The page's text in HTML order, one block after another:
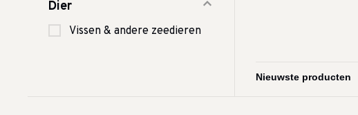
Dier
Vissen & andere zeedieren